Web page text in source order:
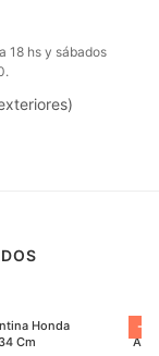
18 hs y sábados
Honda
Cm
-